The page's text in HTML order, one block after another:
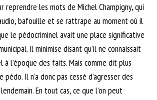
reprendre les mots de Michel Champigny, qui
bafouille et se rattrape au moment où il
le pédocriminel avait une place significative
Il minimise disant qu’il ne connaissait
à l’époque des faits. Mais comme dit plus
Il n’a donc pas cessé d’agresser des
En tout cas, ce que l’on peut